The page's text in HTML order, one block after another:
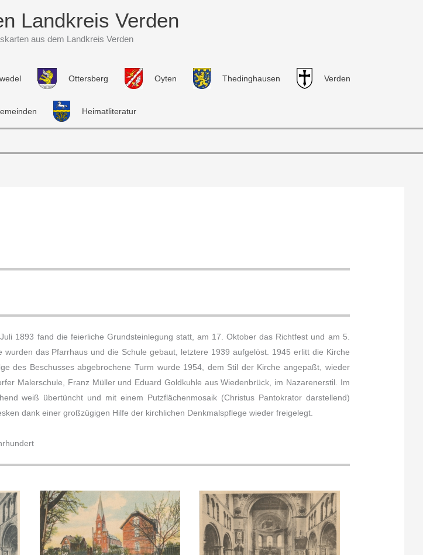
Landkreis Verden
aus dem Landkreis Verden
Ottersberg Oyten Thedinghausen Verden
Heimatliteratur
1893 fand die feierliche Grundsteinlegung statt, am 17. Oktober das Richtfest und am 5.
das Pfarrhaus und die Schule gebaut, letztere 1939 aufgelöst. 1945 erlitt die Kirche
des Beschusses abgebrochene Turm wurde 1954, dem Stil der Kirche angepaßt, wieder
Malerschule, Franz Müller und Eduard Goldkuhle aus Wiedenbrück, im Nazarenerstil. Im
weiß übertüncht und mit einem Putzflächenmosaik (Christus Pantokrator darstellend)
dank einer großzügigen Hilfe der kirchlichen Denkmalspflege wieder freigelegt.